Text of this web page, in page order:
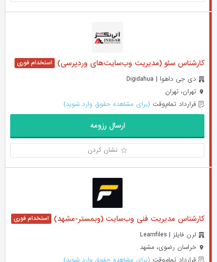
کارشناس سئو (مدیریت وب‌سایت‌های وردپرسی)
دی جی داهوا | Digidahua
تهران، تهران
قرارداد تمام‌وقت (برای مشاهده حقوق وارد شوید)
ارسال رزومه
نشان کردن
کارشناس مدیریت فنی وب‌سایت (وبمستر-مشهد)
لرن فایلز | Learnfiles
خراسان رضوی، مشهد
قرارداد تمام‌وقت (برای مشاهده حقوق وارد شوید)